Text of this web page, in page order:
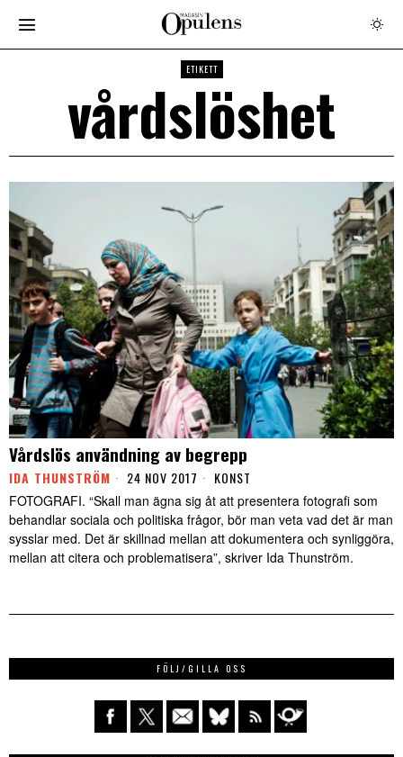
ETIKETT
vårdslöshet
Vårdslös användning av begrepp
IDA THUNSTRÖM 24 NOV 2017 KONST
FOTOGRAFI. “Skall man ägna sig åt att presentera fotografi som
behandlar sociala och politiska frågor, bör man veta vad det är man
sysslar med. Det är skillnad mellan att dokumentera och synliggöra,
mellan att citera och problematisera”, skriver Ida Thunström.
FÖLJ/GILLA OSS